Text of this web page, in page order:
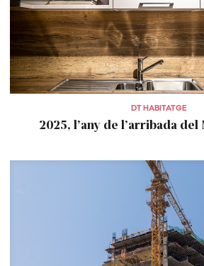
DT HABITATGE
2025, l’any de l’arribada